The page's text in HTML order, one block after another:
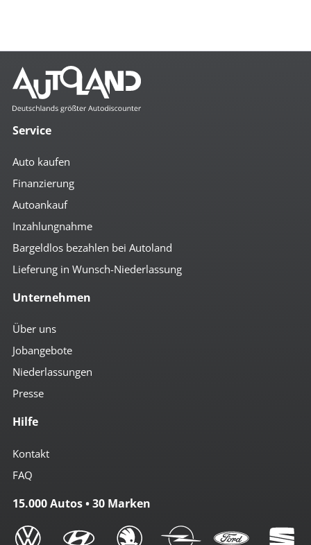
Service
Auto kaufen
Finanzierung
Autoankauf
Inzahlungnahme
Bargeldlos bezahlen bei Autoland
Lieferung in Wunsch-Niederlassung
Unternehmen
Über uns
Jobangebote
Niederlassungen
Presse
Hilfe
Kontakt
FAQ
15.000 Autos • 30 Marken